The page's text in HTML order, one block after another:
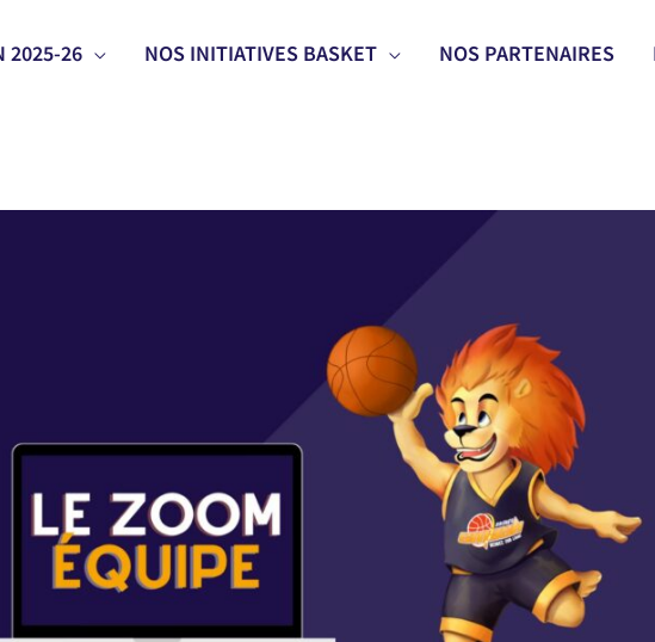
2025-26 NOS INITIATIVES BASKET NOS PARTENAIRES